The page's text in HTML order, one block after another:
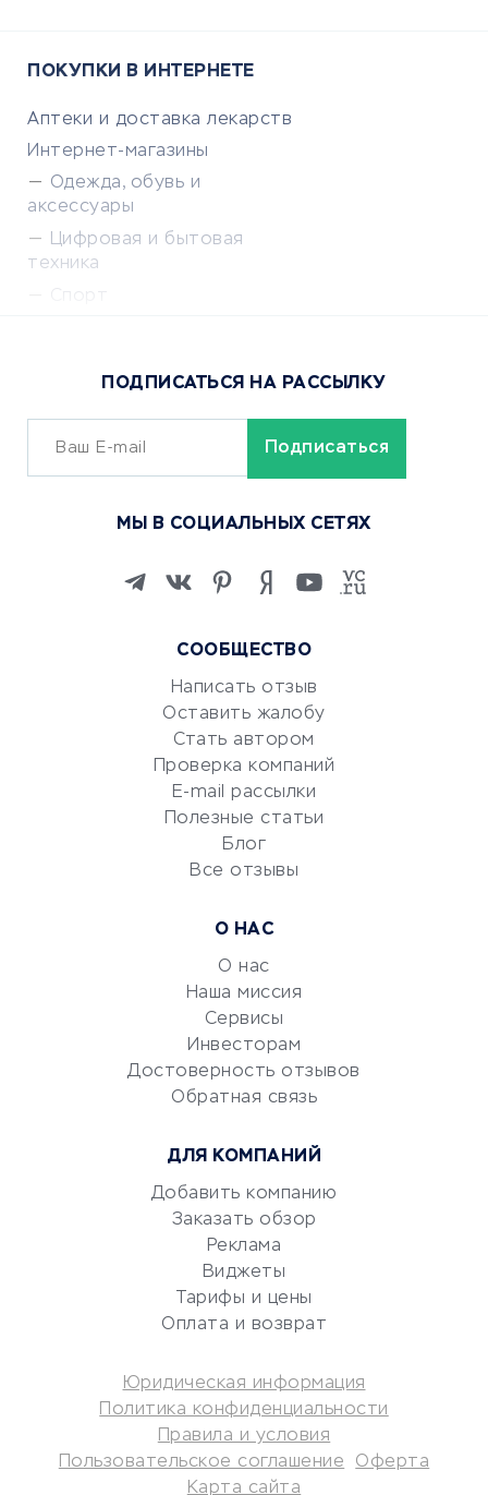
ПОКУПКИ В ИНТЕРНЕТЕ
Аптеки и доставка лекарств
Интернет-магазины
Одежда, обувь и
аксессуары
Цифровая и бытовая
техника
Сервисы доставки
ОБУЧЕНИЕ И РАБОТА
Изучение иностранных
Маркетинг и продажи
Репетиторство
Красота и здоровье
Сервисы по поиску работы
Сетевой маркетинг
УСЛУГИ ДЛЯ БИЗНЕСА
документооборот
Юридические компании
Аудиторские компании
Бухгалтерия онлайн
Потребительские кредиты
Кредитные карты
Дебетовые карты
СООБЩЕСТВО
Написать отзыв
Оставить жалобу
Стать автором
Проверка компаний
E-mail рассылки
Полезные статьи
Блог
Все отзывы
О НАС
О нас
Наша миссия
Сервисы
Инвесторам
Достоверность отзывов
Обратная связь
ДЛЯ КОМПАНИЙ
Добавить компанию
Заказать обзор
Реклама
Виджеты
Тарифы и цены
Оплата и возврат
ПОДПИСАТЬСЯ НА РАССЫЛКУ
МЫ В СОЦИАЛЬНЫХ СЕТЯХ
Юридическая информация
Политика конфиденциальности
Правила и условия
Пользовательское соглашение
Оферта
Карта сайта